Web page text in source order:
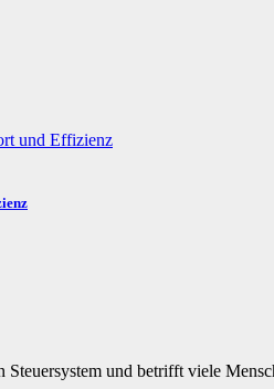
und betrifft viele